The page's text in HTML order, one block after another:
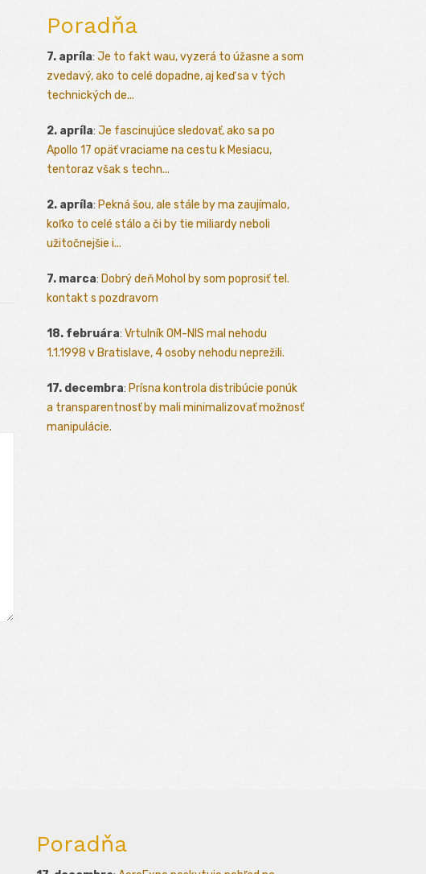
Poradňa
7. apríla: Je to fakt wau, vyzerá to úžasne a som
zvedavý, ako to celé dopadne, aj keď sa v tých
technických de...
2. apríla: Je fascinujúce sledovať, ako sa po
Apollo 17 opäť vraciame na cestu k Mesiacu,
tentoraz však s techn...
2. apríla: Pekná šou, ale stále by ma zaujímalo,
koľko to celé stálo a či by tie miliardy neboli
užitočnejšie i...
7. marca: Dobrý deň Mohol by som poprosiť tel.
kontakt s pozdravom
18. februára: Vrtulník OM-NIS mal nehodu
1.1.1998 v Bratislave, 4 osoby nehodu neprežili.
17. decembra: Prísna kontrola distribúcie ponúk
a transparentnosť by mali minimalizovať možnosť
manipulácie.
Poradňa